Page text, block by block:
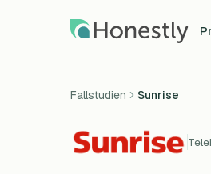
Fallstudien Sunrise